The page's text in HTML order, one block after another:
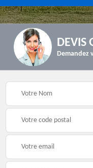
Travaux de
36
DEVIS
Demandez